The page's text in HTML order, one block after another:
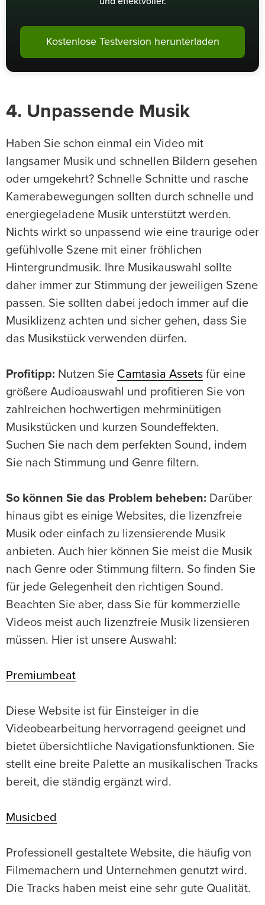
Kostenlose Testversion herunterladen
4. Unpassende Musik
Haben Sie schon einmal ein Video mit
langsamer Musik und schnellen Bildern gesehen
oder umgekehrt? Schnelle Schnitte und rasche
Kamerabewegungen sollten durch schnelle und
energiegeladene Musik unterstützt werden.
Nichts wirkt so unpassend wie eine traurige oder
gefühlvolle Szene mit einer fröhlichen
Hintergrundmusik. Ihre Musikauswahl sollte
daher immer zur Stimmung der jeweiligen Szene
passen. Sie sollten dabei jedoch immer auf die
Musiklizenz achten und sicher gehen, dass Sie
das Musikstück verwenden dürfen.
Profitipp: Nutzen Sie Camtasia Assets für eine
größere Audioauswahl und profitieren Sie von
zahlreichen hochwertigen mehrminütigen
Musikstücken und kurzen Soundeffekten.
Suchen Sie nach dem perfekten Sound, indem
Sie nach Stimmung und Genre filtern.
So können Sie das Problem beheben: Darüber
hinaus gibt es einige Websites, die lizenzfreie
Musik oder einfach zu lizensierende Musik
anbieten. Auch hier können Sie meist die Musik
nach Genre oder Stimmung filtern. So finden Sie
für jede Gelegenheit den richtigen Sound.
Beachten Sie aber, dass Sie für kommerzielle
Videos meist auch lizenzfreie Musik lizensieren
müssen. Hier ist unsere Auswahl:
Premiumbeat
Diese Website ist für Einsteiger in die
Videobearbeitung hervorragend geeignet und
bietet übersichtliche Navigationsfunktionen. Sie
stellt eine breite Palette an musikalischen Tracks
bereit, die ständig ergänzt wird.
Musicbed
Professionell gestaltete Website, die häufig von
Filmemachern und Unternehmen genutzt wird.
Die Tracks haben meist eine sehr gute Qualität.